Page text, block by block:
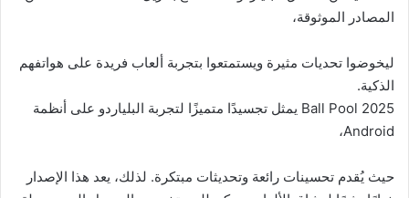
المصادر الموثوقة،
ليخوضوا تحديات مثيرة ويستمتعوا بتجربة ألعاب فريدة على هواتفهم
الذكية.
Ball Pool 2025 يمثل تجسيدًا متميزًا لتجربة البلياردو على أنظمة
Android،
حيث يُقدم تحسينات رائعة وتحديثات مبتكرة. لذلك، يعد هذا الإصدار